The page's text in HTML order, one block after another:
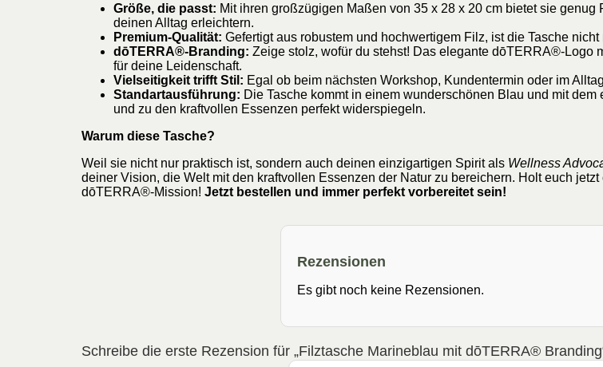
Größe, die passt: Mit ihren großzügigen Maßen von 35 x 28 x 20 cm bietet sie
deinen Alltag erleichtern.
Premium-Qualität: Gefertigt aus robustem und hochwertigem Filz, ist die Tasche
dōTERRA®-Branding: Zeige stolz, wofür du stehst! Das elegante dōTERRA®-Logo
für deine Leidenschaft.
Vielseitigkeit trifft Stil: Egal ob beim nächsten Workshop, Kundentermin oder im
Standartausführung: Die Tasche kommt in einem wunderschönen Blau und mit dem
und zu den kraftvollen Essenzen perfekt widerspiegeln.
Warum diese Tasche?
Weil sie nicht nur praktisch ist, sondern auch deinen einzigartigen Spirit als Wellness
deiner Vision, die Welt mit den kraftvollen Essenzen der Natur zu bereichern. Holt euch
dōTERRA®-Mission! Jetzt bestellen und immer perfekt vorbereitet sein!
Rezensionen
Es gibt noch keine Rezensionen.
Schreibe die erste Rezension für „Filztasche Marineblau mit dōTERRA®